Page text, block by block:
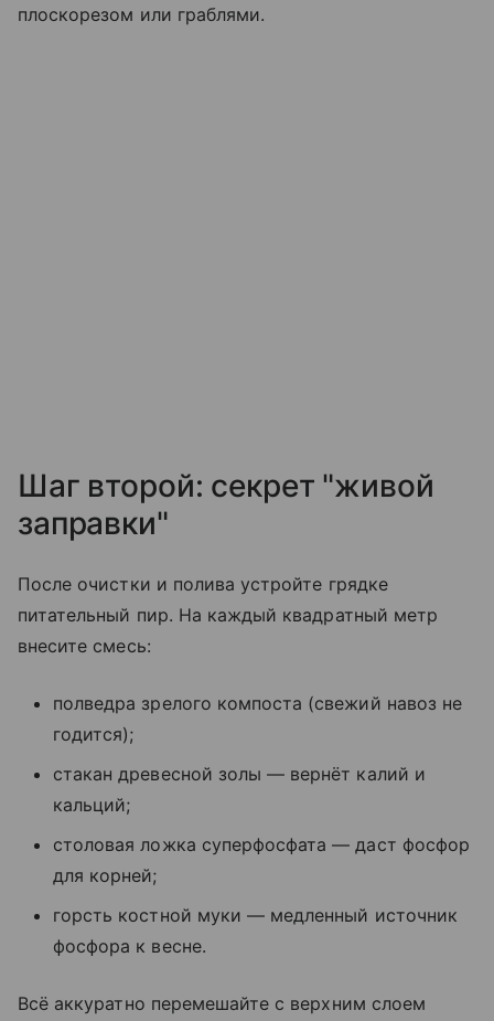
плоскорезом или граблями.
Шаг второй: секрет "живой
заправки"
После очистки и полива устройте грядке
питательный пир. На каждый квадратный метр
внесите смесь:
полведра зрелого компоста (свежий навоз не
годится);
стакан древесной золы — вернёт калий и
кальций;
столовая ложка суперфосфата — даст фосфор
для корней;
горсть костной муки — медленный источник
фосфора к весне.
Всё аккуратно перемешайте с верхним слоем